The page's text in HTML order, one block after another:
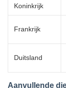
Koninkrijk
Frankrijk
Duitsland
Aanvullende